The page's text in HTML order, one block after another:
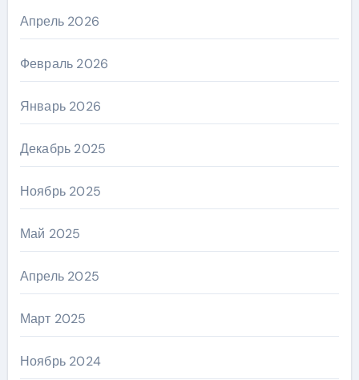
Апрель 2026
Февраль 2026
Январь 2026
Декабрь 2025
Ноябрь 2025
Май 2025
Апрель 2025
Март 2025
Ноябрь 2024